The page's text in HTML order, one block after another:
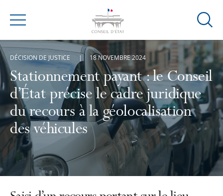
Menu
Ouvrir
de
Stationnement payant : le Conseil
d’État précise le cadre juridique
du recours à la géolocalisation
des véhicules
DÉCISION DE JUSTICE 18 NOVEMBRE 2024